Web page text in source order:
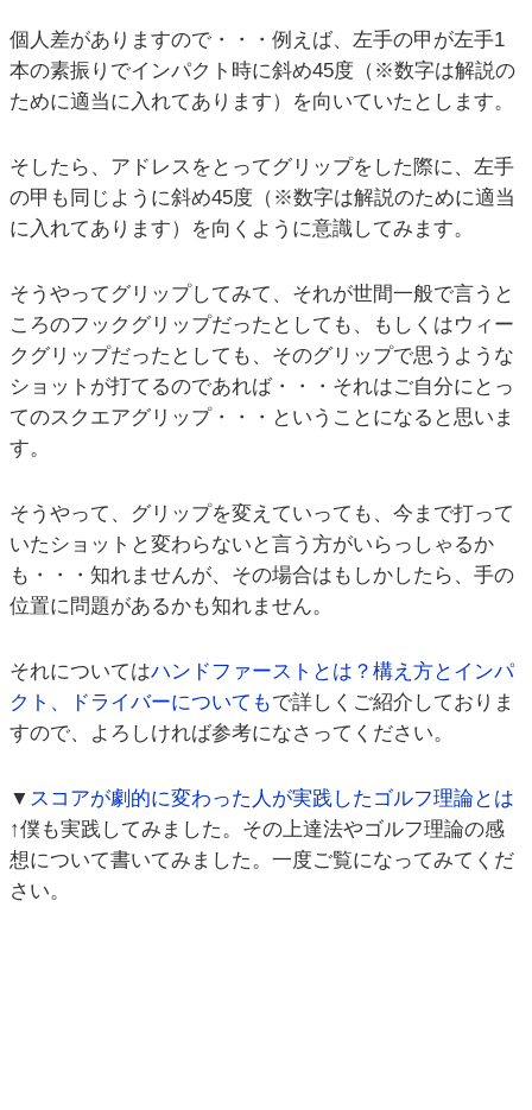
個人差がありますので・・・例えば、左手の甲が左手1
本の素振りでインパクト時に斜め45度（※数字は解説の
ために適当に入れてあります）を向いていたとします。
そしたら、アドレスをとってグリップをした際に、左手
の甲も同じように斜め45度（※数字は解説のために適当
に入れてあります）を向くように意識してみます。
そうやってグリップしてみて、それが世間一般で言うと
ころのフックグリップだったとしても、もしくはウィー
クグリップだったとしても、そのグリップで思うような
ショットが打てるのであれば・・・それはご自分にとっ
てのスクエアグリップ・・・ということになると思いま
す。
そうやって、グリップを変えていっても、今まで打って
いたショットと変わらないと言う方がいらっしゃるか
も・・・知れませんが、その場合はもしかしたら、手の
位置に問題があるかも知れません。
それについてはハンドファーストとは？構え方とインパ
クト、ドライバーについてもで詳しくご紹介しておりま
すので、よろしければ参考になさってください。
▼ スコアが劇的に変わった人が実践したゴルフ理論とは
↑僕も実践してみました。その上達法やゴルフ理論の感
想について書いてみました。一度ご覧になってみてくだ
さい。